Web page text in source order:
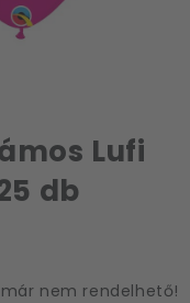
Lufi
db
nem rendelhető!